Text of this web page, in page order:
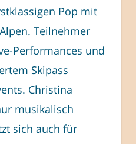
Pop mit
Teilnehmer
Performances und
Skipass
Christina
musikalisch
sich auch für